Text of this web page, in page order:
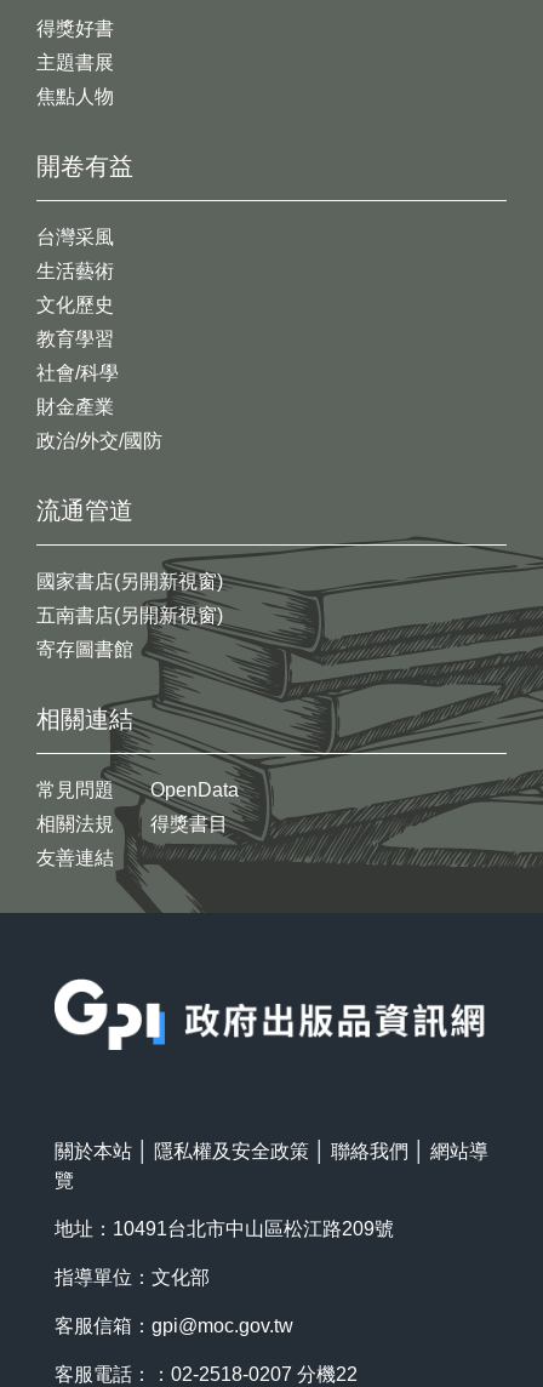
開卷有益
台灣采風
生活藝術
文化歷史
教育學習
社會/科學
財金產業
政治/外交/國防
得獎好書
主題書展
焦點人物
流通管道
國家書店(另開新視窗)
五南書店(另開新視窗)
寄存圖書館
相關連結
常見問題
相關法規
友善連結
OpenData
得獎書目
關於本站 隱私權及安全政策 聯絡我們
網站導
覽
地址：10491台北市中山區松江路209號
指導單位：文化部
客服信箱： gpi@moc.gov.tw
客服電話：：02-2518-0207 分機22